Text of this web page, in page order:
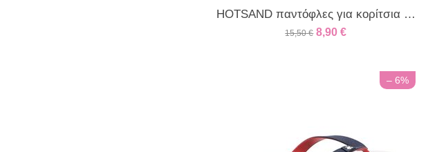
HOTSAND παντόφλες για κορίτσια pink
15,50 € 8,90 €
– 6%